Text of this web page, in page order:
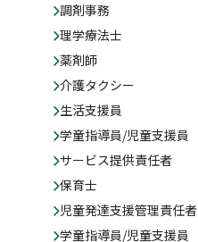
調剤事務
理学療法士
薬剤師
介護タクシー
生活支援員
学童指導員/児童支援員
サービス提供責任者
保育士
児童発達支援管理責任者
学童指導員/児童支援員